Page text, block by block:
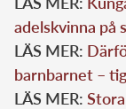
adelskvinna på
LÄS MER:
barnbarnet –
LÄS MER: